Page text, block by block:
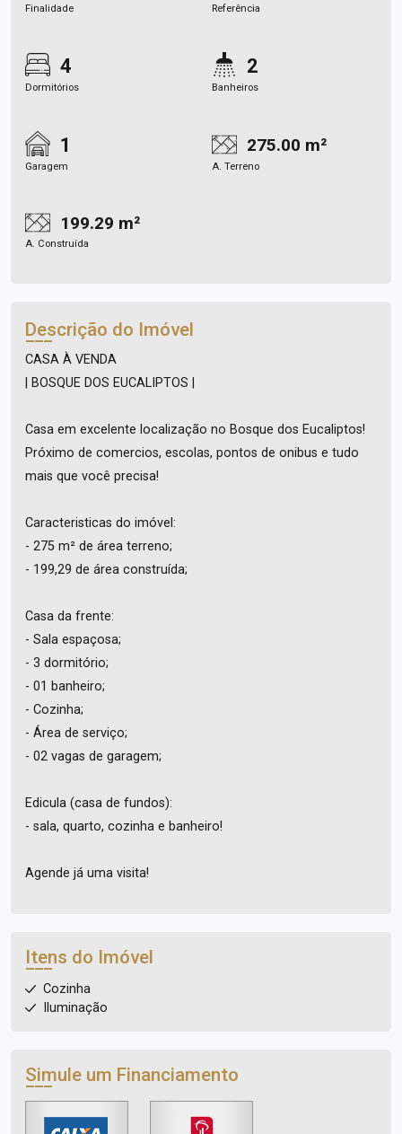
Finalidade Referência
4
Dormitórios
2
Banheiros
1
Garagem
275.00 m²
A. Terreno
199.29 m²
A. Construída
Descrição do Imóvel
CASA À VENDA
| BOSQUE DOS EUCALIPTOS |
Casa em excelente localização no Bosque dos Eucaliptos!
Próximo de comercios, escolas, pontos de onibus e tudo
mais que você precisa!
Caracteristicas do imóvel:
- 275 m² de área terreno;
- 199,29 de área construída;
Casa da frente:
- Sala espaçosa;
- 3 dormitório;
- 01 banheiro;
- Cozinha;
- Área de serviço;
- 02 vagas de garagem;
Edicula (casa de fundos):
- sala, quarto, cozinha e banheiro!
Agende já uma visita!
Itens do Imóvel
Cozinha
Iluminação
Simule um Financiamento